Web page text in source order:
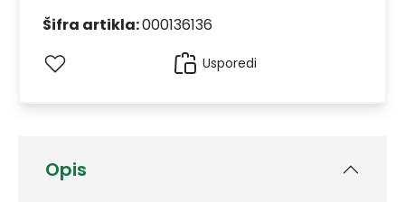
Opis
Šifra artikla:000136136
Usporedi